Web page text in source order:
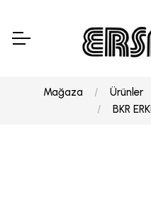
Mağaza Ürünler
BKR